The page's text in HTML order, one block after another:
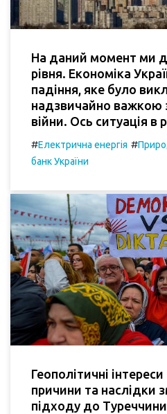
На даний момент ми
рівня. Економіка
падіння, яке було
надзвичайно важкою
війни. Ось ситуація в
#Електрична енергія #
банк України
Геополітичні
причини та наслідки
підходу до